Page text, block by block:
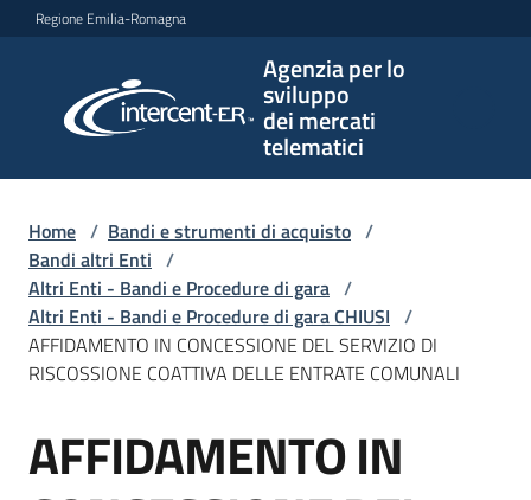
Vai al contenuto
Vai alla navigazione
Vai al footer
Regione Emilia-Romagna
Agenzia per lo
sviluppo
dei mercati
telematici
per lo
sviluppo
telematici
L'Agenzia
Bandi
e
Home / Bandi e strumenti di acquisto /
Bandi altri Enti /
Altri Enti - Bandi e Procedure di gara /
Altri Enti - Bandi e Procedure di gara CHIUSI /
AFFIDAMENTO IN CONCESSIONE DEL SERVIZIO DI
RISCOSSIONE COATTIVA DELLE ENTRATE COMUNALI
Salta al contenuto
AFFIDAMENTO IN